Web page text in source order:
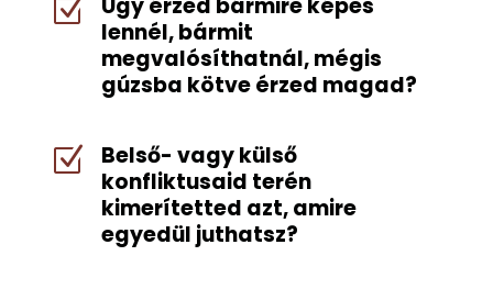
Z
Úgy érzed bármire képes
lennél, bármit
megvalósíthatnál, mégis
gúzsba kötve érzed magad?
Z
Belső- vagy külső
konfliktusaid terén
kimerítetted azt, amire
egyedül juthatsz?